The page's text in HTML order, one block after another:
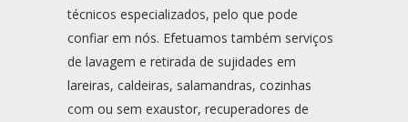
técnicos especializados, pelo que pode
confiar em nós. Efetuamos também serviços
de lavagem e retirada de sujidades em
lareiras, caldeiras, salamandras, cozinhas
com ou sem exaustor, recuperadores de